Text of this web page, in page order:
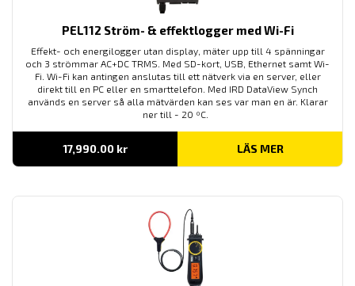
PEL112 Ström- & effektlogger med Wi-Fi
Effekt- och energilogger utan display, mäter upp till 4 spänningar
och 3 strömmar AC+DC TRMS. Med SD-kort, USB, Ethernet samt Wi-
Fi. Wi-Fi kan antingen anslutas till ett nätverk via en server, eller
direkt till en PC eller en smarttelefon. Med IRD DataView Synch
används en server så alla mätvärden kan ses var man en är. Klarar
ner till - 20 ºC.
17,990.00 kr LÄS MER